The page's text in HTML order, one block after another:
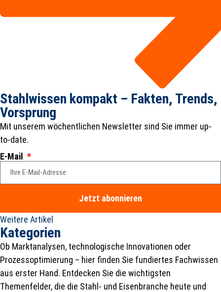
Stahlwissen kompakt – Fakten, Trends,
Vorsprung
Mit unserem wöchentlichen Newsletter sind Sie immer up-
to-date.
E-Mail
Jetzt abonnieren
Weitere Artikel
Kategorien
Ob Marktanalysen, technologische Innovationen oder
Prozessoptimierung – hier finden Sie fundiertes Fachwissen
aus erster Hand. Entdecken Sie die wichtigsten
Themenfelder, die die Stahl- und Eisenbranche heute und